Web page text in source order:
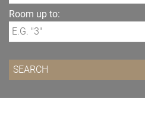
Room up to: